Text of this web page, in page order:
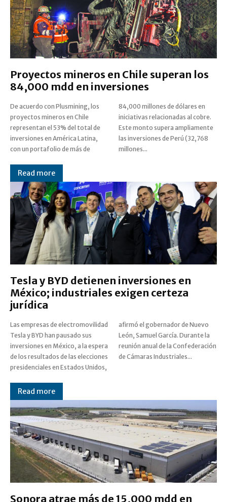
Proyectos mineros en Chile superan los
84,000 mdd en inversiones
De acuerdo con Plusmining, los
proyectos mineros en Chile
representan el 53% del total de
inversiones en América Latina,
con un portafolio de más de
84,000 millones de dólares en
iniciativas relacionadas al cobre.
Este monto supera ampliamente
las inversiones de Perú (32,768
millones...
Read more
Tesla y BYD detienen inversiones en
México; industriales exigen certeza
jurídica
Las empresas de electromovilidad
Tesla y BYD han pausado sus
inversiones en México, a la espera
de los resultados de las elecciones
presidenciales en Estados Unidos,
afirmó el gobernador de Nuevo
León, Samuel García. Durante la
reunión anual de la Confederación
de Cámaras Industriales...
Read more
Sonora atrae más de 15,000 mdd en